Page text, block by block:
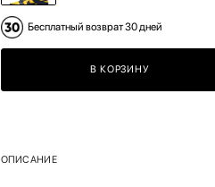
Бесплатный возврат 30 дней
В КОРЗИНУ
ОПИСАНИЕ